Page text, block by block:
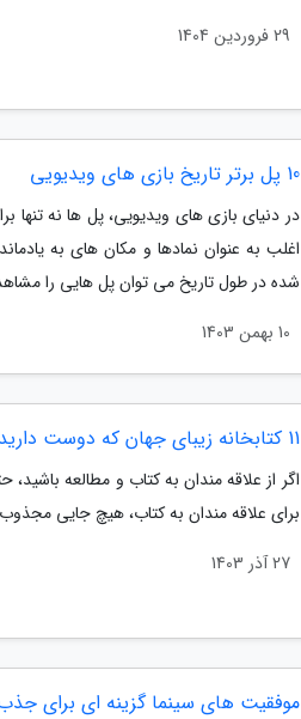
29 فروردین 1404
10 پل برتر تاریخ بازی های ویدیویی
در دنیای بازی های ویدیویی، پل ها نه تنها
اغلب به عنوان نمادها و مکان های به
شده در طول تاریخ می توان پل هایی را
10 بهمن 1403
11 کتابخانه زیبای جهان که دوست دارید در آن ها زندگی کنید
اگر از علاقه مندان به کتاب و مطالعه باشید،
برای علاقه مندان به کتاب، هیچ جایی
27 آذر 1403
موفقیت های سینما گزینه ای برای